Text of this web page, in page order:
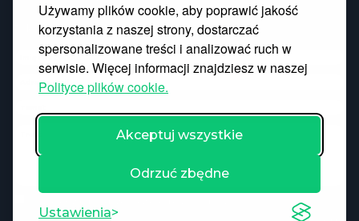
Używamy plików cookie, aby poprawić jakość
korzystania z naszej strony, dostarczać
spersonalizowane treści i analizować ruch w
serwisie. Więcej informacji znajdziesz w naszej
Polityce plików cookie.
Akceptuj wszystkie
Odrzuć zbędne
Ustawienia
Pliki Cookies RODO